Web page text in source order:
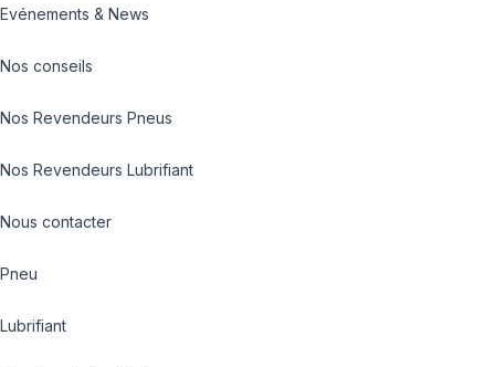
Evénements & News
Nos conseils
Nos Revendeurs Pneus
Nos Revendeurs Lubrifiant
Nous contacter
Pneu
Lubrifiant